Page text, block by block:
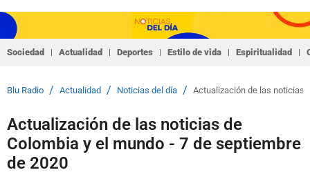
Sociedad Actualidad Deportes Estilo de vida Espiritualidad
Blu Radio / Actualidad / Noticias del día / Actualización de las noticias
Actualización de las noticias de
Colombia y el mundo - 7 de septiembre
de 2020